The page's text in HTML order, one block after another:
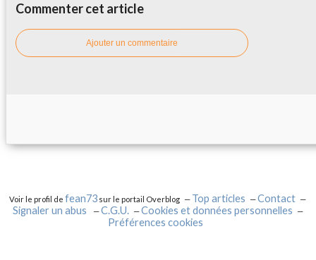
Commenter cet article
Ajouter un commentaire
Voir le profil defean73 sur le portail Overblog Top articles
Contact
Signaler un abus
C.G.U.
Cookies et données personnelles
Préférences cookies